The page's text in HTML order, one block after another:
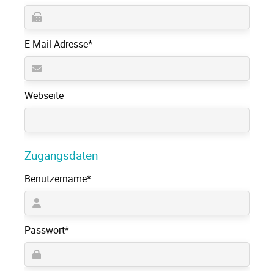
Pflichtfeld
E-Mail-Adresse*
Webseite
Zugangsdaten
Pflichtfeld
Benutzername*
Pflichtfeld
Passwort*